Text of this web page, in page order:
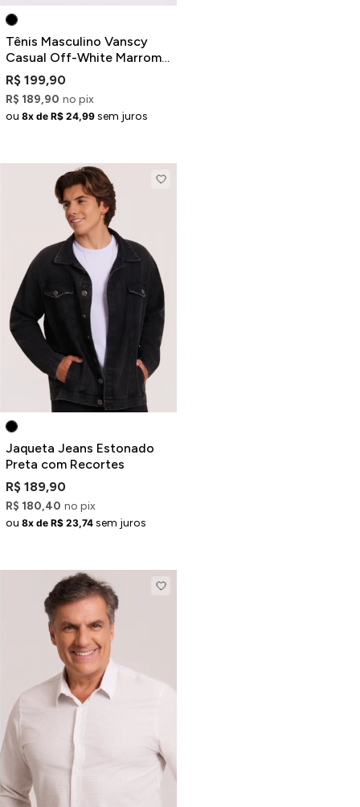
Tênis Masculino Vanscy
Casual Off-White Marrom e
Preto
R$ 199,90
R$ 189,90 no pix
ou 8x de R$ 24,99 sem juros
Jaqueta Jeans Estonado
Preta com Recortes
R$ 189,90
R$ 180,40 no pix
ou 8x de R$ 23,74 sem juros